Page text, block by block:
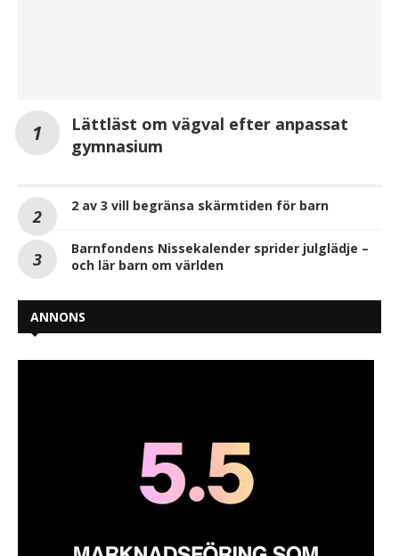
Lättläst om vägval efter anpassat
gymnasium
2 av 3 vill begränsa skärmtiden för barn
Barnfondens Nissekalender sprider julglädje –
och lär barn om världen
ANNONS